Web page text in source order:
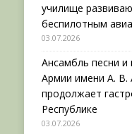
училище
беспилотным
03.07.2026
Ансамбль песни и
Армии имени А. В.
продолжает
Республике
03.07.2026